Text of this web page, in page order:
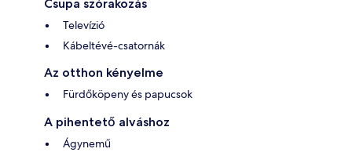
Csupa szórakozás
Televízió
Kábeltévé-csatornák
Az otthon kényelme
Fürdőköpeny és papucsok
A pihentető alváshoz
Ágynemű